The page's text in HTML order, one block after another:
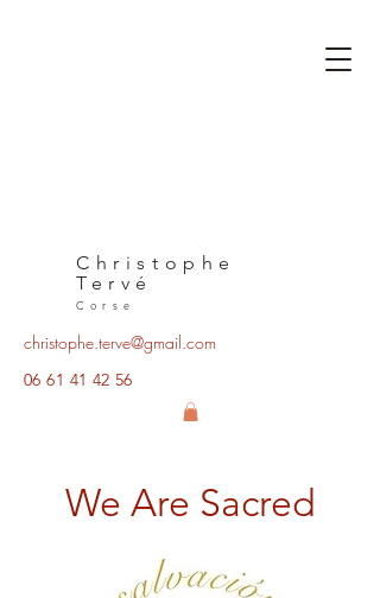
Christophe
Tervé
Corse
christophe.terve@gmail.com
06 61 41 42 56
We Are Sacred